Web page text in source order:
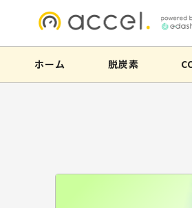
ホーム 脱炭素